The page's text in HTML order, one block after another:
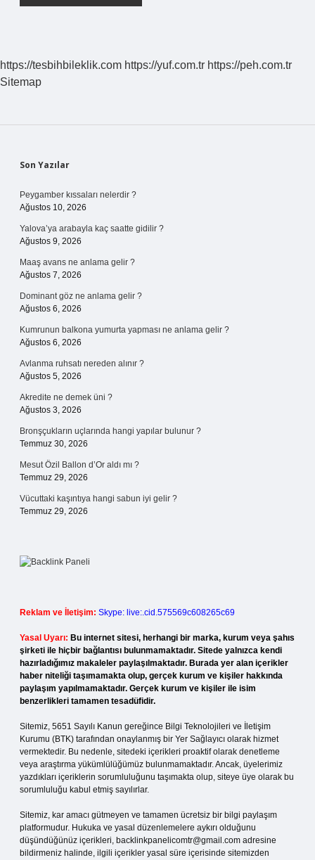
https://tesbihbileklik.com https://yuf.com.tr https://peh.com.tr
Sitemap
Sidebar
Son Yazılar
Peygamber kıssaları nelerdir ?
Ağustos 10, 2026
Yalova’ya arabayla kaç saatte gidilir ?
Ağustos 9, 2026
Maaş avans ne anlama gelir ?
Ağustos 7, 2026
Dominant göz ne anlama gelir ?
Ağustos 6, 2026
Kumrunun balkona yumurta yapması ne anlama gelir ?
Ağustos 6, 2026
Avlanma ruhsatı nereden alınır ?
Ağustos 5, 2026
Akredite ne demek üni ?
Ağustos 3, 2026
Bronşçukların uçlarında hangi yapılar bulunur ?
Temmuz 30, 2026
Mesut Özil Ballon d’Or aldı mı ?
Temmuz 29, 2026
Vücuttaki kaşıntıya hangi sabun iyi gelir ?
Temmuz 29, 2026
Reklam ve İletişim: Skype: live:.cid.575569c608265c69
Yasal Uyarı: Bu internet sitesi, herhangi bir marka, kurum veya şahıs
şirketi ile hiçbir bağlantısı bulunmamaktadır. Sitede yalnızca kendi
hazırladığımız makaleler paylaşılmaktadır. Burada yer alan içerikler
haber niteliği taşımamakta olup, gerçek kurum ve kişiler hakkında
paylaşım yapılmamaktadır. Gerçek kurum ve kişiler ile isim
benzerlikleri tamamen tesadüfidir.
Sitemiz, 5651 Sayılı Kanun gereğince Bilgi Teknolojileri ve İletişim
Kurumu (BTK) tarafından onaylanmış bir Yer Sağlayıcı olarak hizmet
vermektedir. Bu nedenle, sitedeki içerikleri proaktif olarak denetleme
veya araştırma yükümlülüğümüz bulunmamaktadır. Ancak, üyelerimiz
yazdıkları içeriklerin sorumluluğunu taşımakta olup, siteye üye olarak bu
sorumluluğu kabul etmiş sayılırlar.
Sitemiz, kar amacı gütmeyen ve tamamen ücretsiz bir bilgi paylaşım
platformudur. Hukuka ve yasal düzenlemelere aykırı olduğunu
düşündüğünüz içerikleri, backlinkpanelicomtr@gmail.com adresine
bildirmeniz halinde, ilgili içerikler yasal süre içerisinde sitemizden